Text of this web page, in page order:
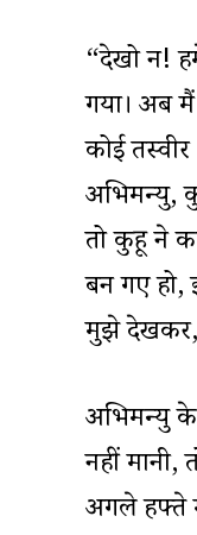
“देखो न!
गया। अब
कोई
अभिमन्यु,
तो कुहू ने
बन गए हो,
मुझे देखकर,
अभिमन्यु
नहीं
अगले हफ्ते